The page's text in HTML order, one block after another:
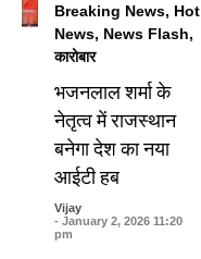
Breaking News, Hot
News, News Flash,
कारोबार
भजनलाल शर्मा के
नेतृत्व में राजस्थान
बनेगा देश का नया
आईटी हब
Vijay
- January 2, 2026 11:20
pm